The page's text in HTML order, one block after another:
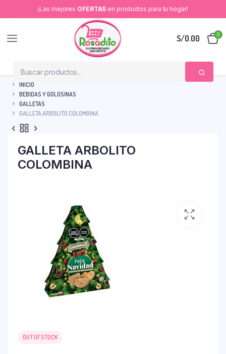
¡Las mejores OFERTAS en productos para tu hogar!
S/0.00 0
INICIO
BEBIDAS Y GOLOSINAS
GALLETAS
GALLETA ARBOLITO COLOMBINA
GALLETA ARBOLITO
COLOMBINA
OUT OF STOCK